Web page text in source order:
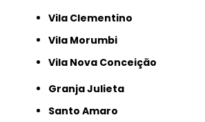
Vila Clementino
Vila Morumbi
Vila Nova Conceição
Granja Julieta
Santo Amaro